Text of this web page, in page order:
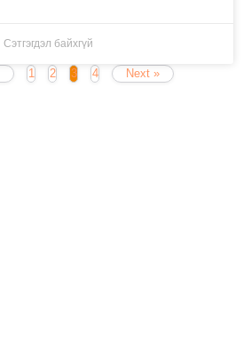
Сэтгэгдэл байхгүй
1 2 3 4 Next »